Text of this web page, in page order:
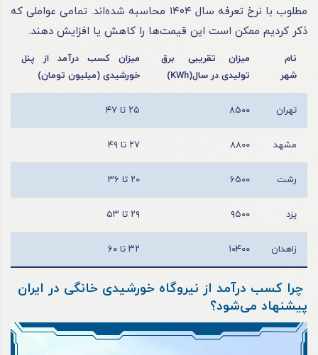
مطلوب با نرخ تعرفه سال ۱۴۰۴ محاسبه شده‌اند. تمامی عواملی که
ذکر کردیم ممکن است این قیمت‌ها را کاهش یا افزایش دهند.
نام
شهر
میزان تقریبی برق
تولیدی در سال(KWh)
میزان کسب درآمد از پنل
خورشیدی (میلیون تومان)
تهران ۸۵۰۰ ۲۵ تا ۴۷
مشهد ۸۸۰۰ ۲۷ تا ۴۹
رشت ۶۵۰۰ ۲۰ تا ۳۶
یزد ۹۵۰۰ ۲۹ تا ۵۳
زاهدان ۱۰۴۰۰ ۳۲ تا ۶۰
چرا کسب درآمد از نیروگاه خورشیدی خانگی در ایران
پیشنهاد می‌شود؟